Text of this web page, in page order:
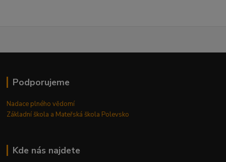
Podporujeme
Nadace plného vědomí
Základní škola a Mateřská škola Polevsko
Kde nás najdete